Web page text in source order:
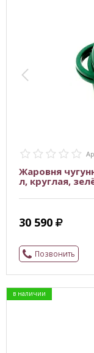
Жаровня
л, круглая,
30 590
Позвонить
в наличии